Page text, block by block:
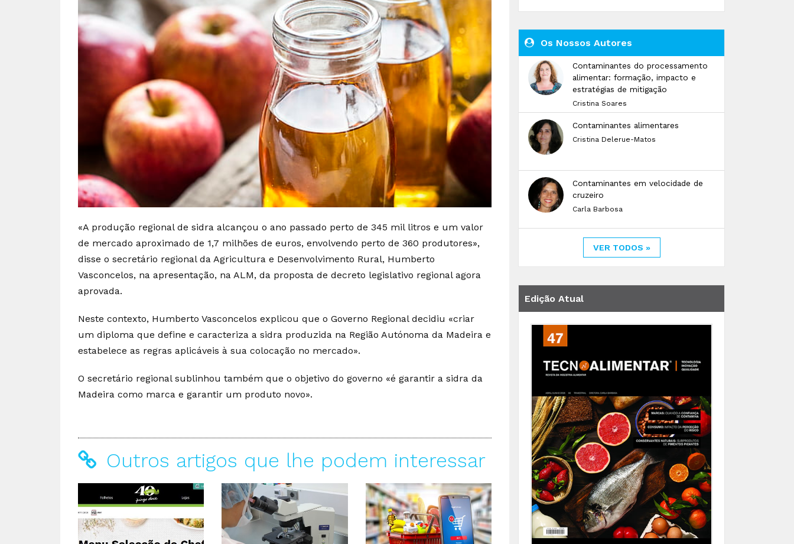
«A produção regional de sidra alcançou o ano passado perto de 345 mil litros e um valor
de mercado aproximado de 1,7 milhões de euros, envolvendo perto de 360 produtores»,
disse o secretário regional da Agricultura e Desenvolvimento Rural, Humberto
Vasconcelos, na apresentação, na ALM, da proposta de decreto legislativo regional agora
aprovada.
Neste contexto, Humberto Vasconcelos explicou que o Governo Regional decidiu «criar
um diploma que define e caracteriza a sidra produzida na Região Autónoma da Madeira e
estabelece as regras aplicáveis à sua colocação no mercado».
O secretário regional sublinhou também que o objetivo do governo «é garantir a sidra da
Madeira como marca e garantir um produto novo».
Outros artigos que lhe podem interessar
Os Nossos Autores
Contaminantes do processamento
alimentar: formação, impacto e
estratégias de mitigação
Cristina Soares
Contaminantes alimentares
Cristina Delerue-Matos
Contaminantes em velocidade de
cruzeiro
Carla Barbosa
VER TODOS »
Edição Atual